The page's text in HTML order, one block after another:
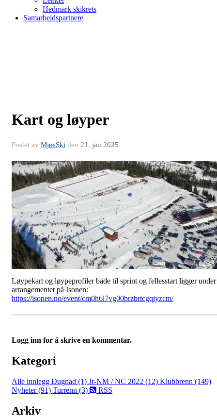
Hedmark skikrets
Samarbeidspartnere
Kart og løyper
Postet av MjøsSki den 21. jan 2025
Løypekart og løypeprofiler både til sprint og fellesstart ligger under
arrangementet på Isonen:
https://isonen.no/event/cm0h6l7vg00brzbrtcgqiyzcm/
Logg inn for å skrive en kommentar.
Kategori
Alle innlegg Dugnad (1) Jr-NM / NC 2022 (12) Klubbrenn (149)
Nyheter (91) Turrenn (3) RSS
Arkiv